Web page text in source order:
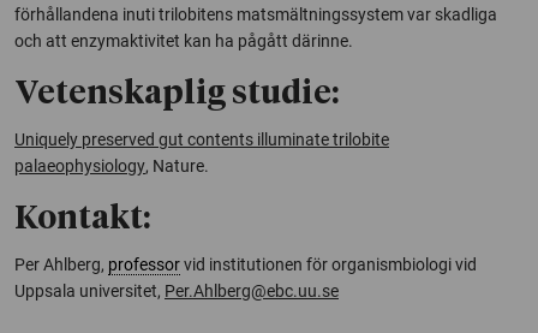
förhållandena inuti trilobitens matsmältningssystem var skadliga
och att enzymaktivitet kan ha pågått därinne.
Vetenskaplig studie:
Uniquely preserved gut contents illuminate trilobite
palaeophysiology, Nature.
Kontakt:
Per Ahlberg, professorvid institutionen för organismbiologi vid
Uppsala universitet, Per.Ahlberg@ebc.uu.se